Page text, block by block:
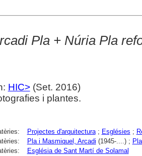
Pla + Núria Pla
HIC>(Set. 2016)
i plantes.
Projectes d'arquitectura; Esglésies ;
Pla i Masmiquel, Arcadi (1945-....) ;
Església de Sant Martí de Solamal